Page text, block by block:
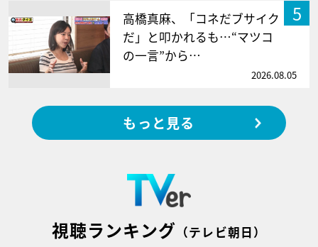
5
高橋真麻、「コネだブサイク
だ」と叩かれるも…“マツコ
の一言”から…
2026.08.05
もっと見る
視聴ランキング （テレビ朝日）